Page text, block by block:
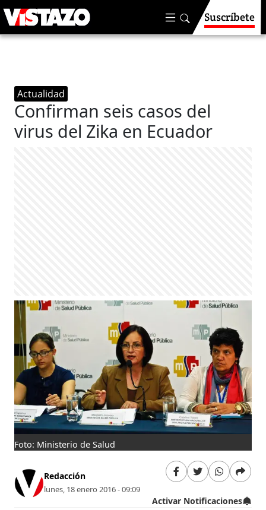
Suscríbete
Actualidad
Confirman seis casos del
virus del Zika en Ecuador
Foto: Ministerio de Salud
Redacción
lunes, 18 enero 2016 - 09:09
Activar Notificaciones